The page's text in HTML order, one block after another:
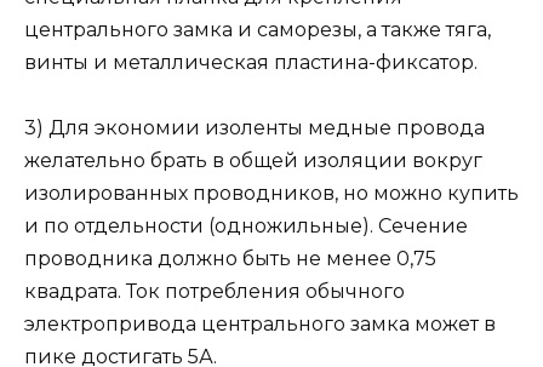
центрального замка и саморезы, а также тяга,
винты и металлическая пластина-фиксатор.
3) Для экономии изоленты медные провода
желательно брать в общей изоляции вокруг
изолированных проводников, но можно купить
и по отдельности (одножильные). Сечение
проводника должно быть не менее 0,75
квадрата. Ток потребления обычного
электропривода центрального замка может в
пике достигать 5А.